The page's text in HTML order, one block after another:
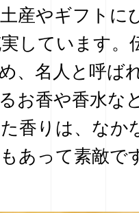
産やギフトに
しています。
、名人と呼ば
お香や香水な
香りは、なか
あって素敵で